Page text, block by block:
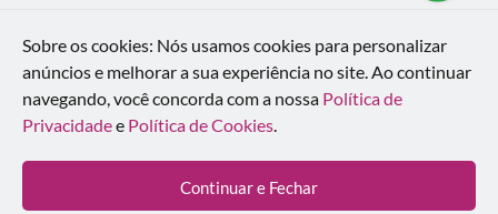
Flores Buruquê | CNPJ: 53.136.758/0001-18
Rua Coronel João Guilherme Guimarães, 1640 - Bom Retiro - Curitiba - PR -
80520-280
WhatsApp: (41) 98154-876| Telefone: (41) 9 9815-4876
© 2024-2026 - Todos os direitos reservados - Desenvolvido por
Inteligentes
Sobre os cookies: Nós usamos cookies para personalizar
anúncios e melhorar a sua experiência no site.Ao continuar
navegando, você concorda com a nossa Política de
Privacidadee Política de Cookies.
Continuar e Fechar